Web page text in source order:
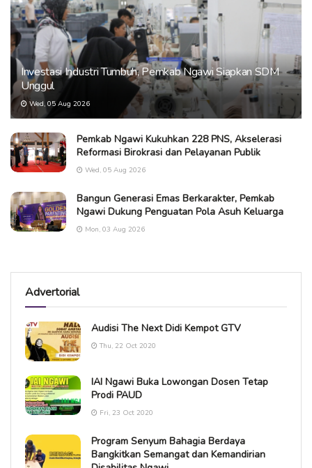
Investasi Industri Tumbuh, Pemkab Ngawi Siapkan SDM
Unggul
Wed, 05 Aug 2026
Pemkab Ngawi Kukuhkan 228 PNS, Akselerasi
Reformasi Birokrasi dan Pelayanan Publik
Wed, 05 Aug 2026
Bangun Generasi Emas Berkarakter, Pemkab
Ngawi Dukung Penguatan Pola Asuh Keluarga
Mon, 03 Aug 2026
Advertorial
Audisi The Next Didi Kempot GTV
Thu, 22 Oct 2020
IAI Ngawi Buka Lowongan Dosen Tetap
Prodi PAUD
Fri, 23 Oct 2020
Program Senyum Bahagia Berdaya
Bangkitkan Semangat dan Kemandirian